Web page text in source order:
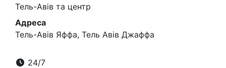
Тель-Авів та центр
Адреса
Тель-Авів Яффа, Тель Авів Джаффа
24/7